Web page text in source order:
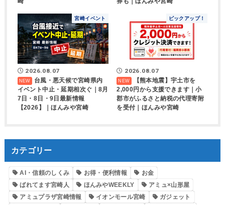
宮崎イベント
2026.08.07
台風・悪天候で宮崎県内
イベント中止・延期相次ぐ｜8月
7日・8日・9日最新情報
【2026】｜ほんみや宮崎
ピックアップ！
2026.08.07
【熊本地震】宇土市を
2,000円から支援できます｜小
郡市がふるさと納税の代理寄附
を受付｜ほんみや宮崎
カテゴリー
AI・信頼のしくみ お得・便利情報
お金
ばれてます宮崎人
ほんみやWEEKLY
アミュ×山形屋
アミュプラザ宮崎情報
イオンモール宮崎
ガジェット